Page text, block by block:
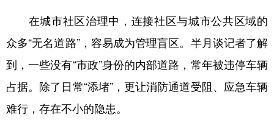
融媒联播 贵阳 遵义 安顺
六盘水 毕节 铜仁 黔东南
在城市社区治理中，连接社区与城市公共区域的
众多“无名道路”，容易成为管理盲区。半月谈记者了解
到，一些没有“市政”身份的内部道路，常年被违停车辆
占据。除了日常“添堵”，更让消防通道受阻、应急车辆
难行，存在不小的隐患。